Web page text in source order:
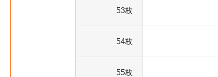
53枚
54枚
55枚